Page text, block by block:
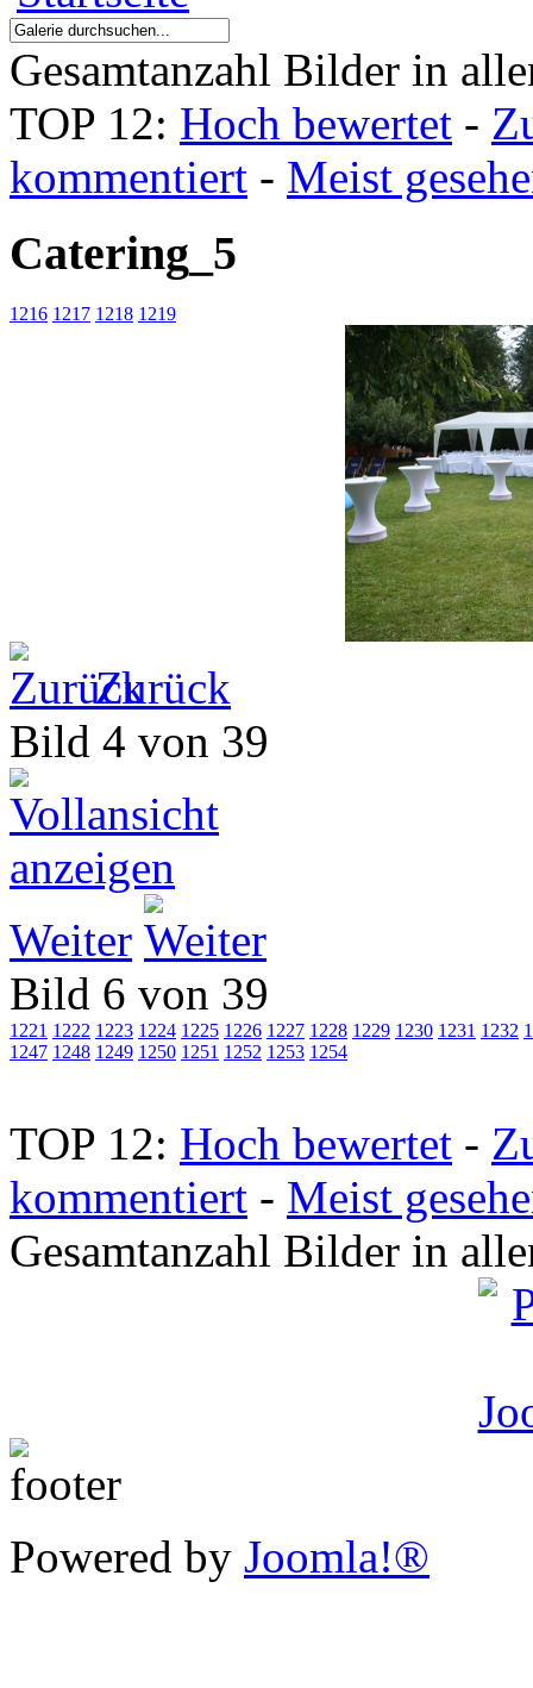
Gesamtanzahl Bilder in
TOP 12: Hoch bewertet -
kommentiert - Meist
Catering_5
1216 1217 1218 1219
Zurück
Bild 4 von 39
Weiter
Bild 6 von 39
1221 1222 1223 1224 1225 1226 1227 1228 1229 1230 1231 1232
1247 1248 1249 1250 1251 1252 1253 1254
TOP 12: Hoch bewertet -
kommentiert - Meist
Gesamtanzahl Bilder in
Powered by Joomla!®